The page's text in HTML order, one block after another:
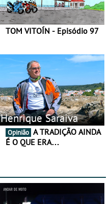
TOM VITOÍN - Episódio 97
Henrique Saraiva
Opinião
É O QUE ERA…